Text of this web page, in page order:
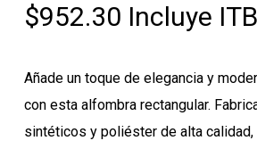
$952.30 Incluye
Añade un toque de elegancia y
con esta alfombra rectangular.
sintéticos y poliéster de alta